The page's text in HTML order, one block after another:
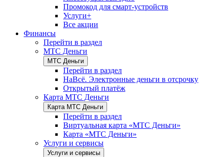
Промокод для смарт-устройств
Услуги+
Все акции
Финансы
Перейти в раздел
МТС Деньги
МТС Деньги
Перейти в раздел
НаВсё. Электронные деньги в отсрочку
Открытый платёж
Карта МТС Деньги
Карта МТС Деньги
Перейти в раздел
Виртуальная карта «МТС Деньги»
Карта «МТС Деньги»
Услуги и сервисы
Услуги и сервисы